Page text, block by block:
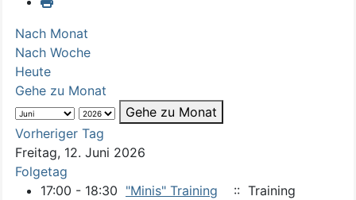
Nach Monat
Nach Woche
Heute
Gehe zu Monat
Gehe zu Monat
Vorheriger Tag
Freitag, 12. Juni 2026
Folgetag
17:00 - 18:30 "Minis" Training
:: Training